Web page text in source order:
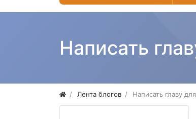
Написать
Лента блогов Написать главу